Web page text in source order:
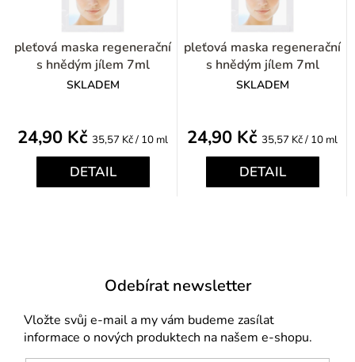
pleťová maska regenerační
s hnědým jílem 7ml
SKLADEM
24,90 Kč Měrná
cena:
35,57 Kč / 10 ml
DETAIL
pleťová maska regenerační
s hnědým jílem 7ml
SKLADEM
24,90 Kč Měrná
cena:
35,57 Kč / 10 ml
DETAIL
Odebírat newsletter
Vložte svůj e-mail a my vám budeme zasílat
informace o nových produktech na našem e-shopu.